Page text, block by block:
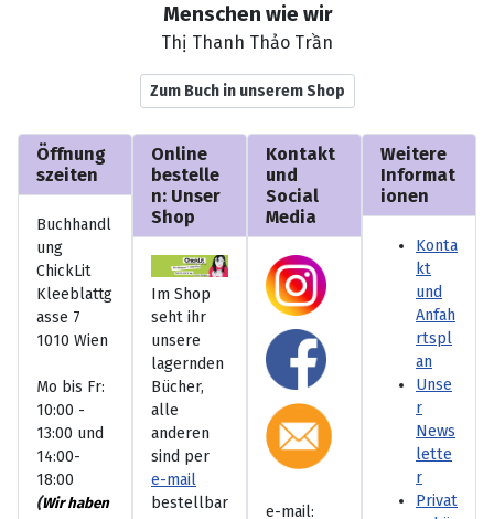
Menschen wie wir
Thị Thanh Thảo Trần
Zum Buch in unserem Shop
Öffnung
szeiten
Buchhandl
ung
ChickLit
Kleeblattg
asse 7
1010 Wien
Mo bis Fr:
10:00 -
13:00 und
14:00-
18:00
(Wir haben
Online
bestelle
n: Unser
Shop
Im Shop
seht ihr
unsere
lagernden
Bücher,
alle
anderen
sind per
e-mail
bestellbar
Kontakt
und
Social
Media
e-mail:
Weitere
Informat
ionen
Konta
kt
und
Anfah
rtspl
an
Unse
r
News
lette
r
Privat